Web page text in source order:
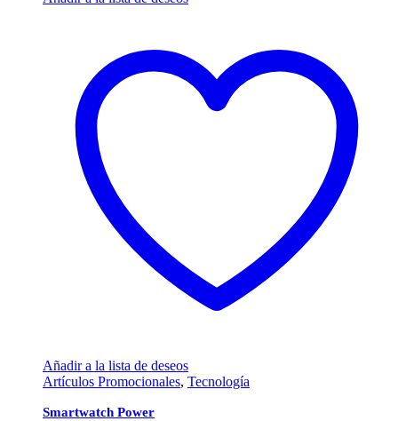
Añadir a la lista de deseos
Artículos Promocionales, Tecnología
Smartwatch Power